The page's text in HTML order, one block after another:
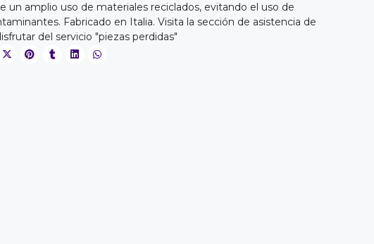
un amplio uso de materiales reciclados, evitando el uso de
Fabricado en Italia. Visita la sección de asistencia de
del servicio "piezas perdidas"